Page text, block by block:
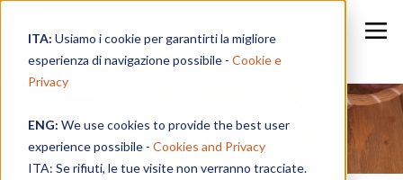
ITA: Usiamo i cookie per garantirti la migliore
esperienza di navigazione possibile - Cookie e
Privacy
ENG: We use cookies to provide the best user
experience possibile - Cookies and Privacy
ITA: Se rifiuti, le tue visite non verranno tracciate.
Speak in a Week